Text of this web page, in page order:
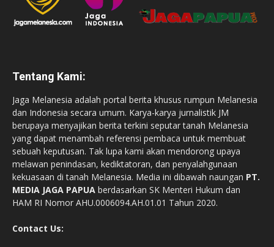
Tentang Kami:
Jaga Melanesia adalah portal berita khusus rumpun Melanesia
dan Indonesia secara umum. Karya-karya jurnalistik JM
berupaya menyajikan berita terkini seputar tanah Melanesia
yang dapat menambah referensi pembaca untuk membuat
sebuah keputusan. Tak lupa kami akan mendorong upaya
melawan penindasan, kediktatoran, dan penyalahgunaan
kekuasaan di tanah Melanesia. Media ini dibawah naungan PT.
MEDIA JAGA PAPUA berdasarkan SK Menteri Hukum dan
HAM RI Nomor AHU.0006094.AH.01.01 Tahun 2020.
Contact Us: